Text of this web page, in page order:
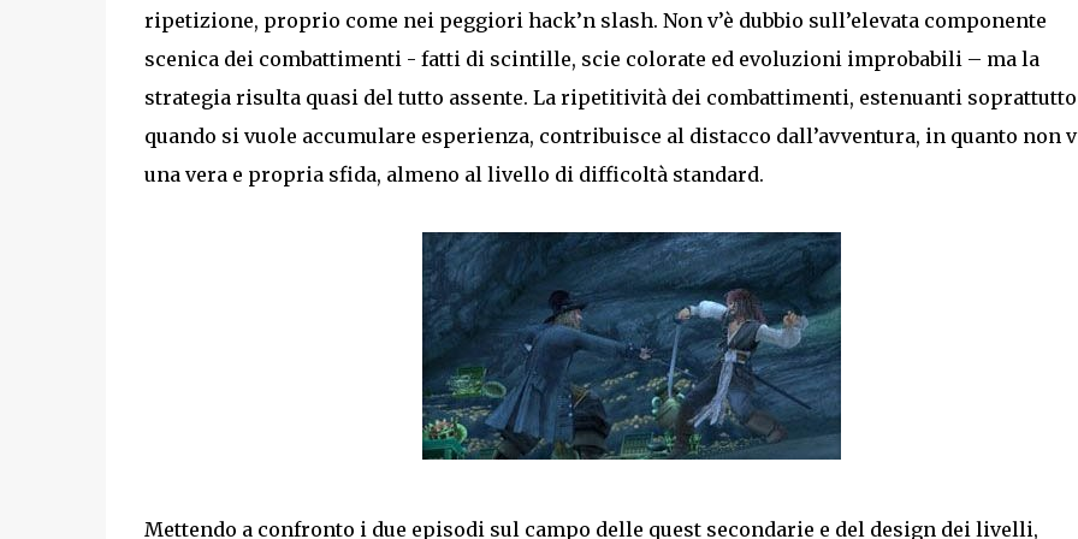
ripetizione, proprio come nei peggiori hack’n slash. Non v’è dubbio sull’elevata componente
scenica dei combattimenti - fatti di scintille, scie colorate ed evoluzioni improbabili – ma la
strategia risulta quasi del tutto assente. La ripetitività dei combattimenti, estenuanti soprattutto
quando si vuole accumulare esperienza, contribuisce al distacco dall’avventura, in quanto non
una vera e propria sfida, almeno al livello di difficoltà standard.
Mettendo a confronto i due episodi sul campo delle quest secondarie e del design dei livelli,